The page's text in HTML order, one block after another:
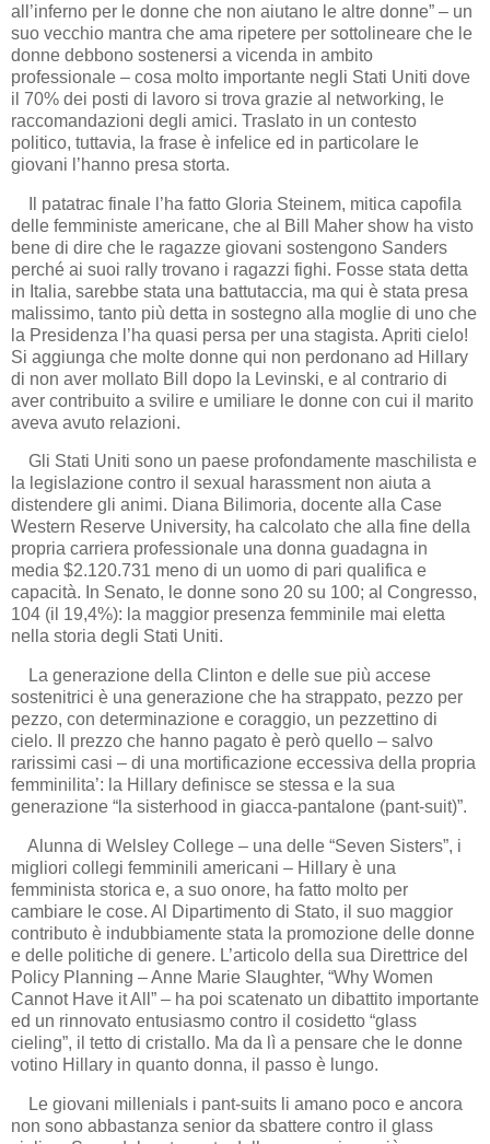
all’inferno per le donne che non aiutano le altre donne” – un
suo vecchio mantra che ama ripetere per sottolineare che le
donne debbono sostenersi a vicenda in ambito
professionale – cosa molto importante negli Stati Uniti dove
il 70% dei posti di lavoro si trova grazie al networking, le
raccomandazioni degli amici. Traslato in un contesto
politico, tuttavia, la frase è infelice ed in particolare le
giovani l’hanno presa storta.
Il patatrac finale l’ha fatto Gloria Steinem, mitica capofila
delle femministe americane, che al Bill Maher show ha visto
bene di dire che le ragazze giovani sostengono Sanders
perché ai suoi rally trovano i ragazzi fighi. Fosse stata detta
in Italia, sarebbe stata una battutaccia, ma qui è stata presa
malissimo, tanto più detta in sostegno alla moglie di uno che
la Presidenza l’ha quasi persa per una stagista. Apriti cielo!
Si aggiunga che molte donne qui non perdonano ad Hillary
di non aver mollato Bill dopo la Levinski, e al contrario di
aver contribuito a svilire e umiliare le donne con cui il marito
aveva avuto relazioni.
Gli Stati Uniti sono un paese profondamente maschilista e
la legislazione contro il sexual harassment non aiuta a
distendere gli animi. Diana Bilimoria, docente alla Case
Western Reserve University, ha calcolato che alla fine della
propria carriera professionale una donna guadagna in
media $2.120.731 meno di un uomo di pari qualifica e
capacità. In Senato, le donne sono 20 su 100; al Congresso,
104 (il 19,4%): la maggior presenza femminile mai eletta
nella storia degli Stati Uniti.
La generazione della Clinton e delle sue più accese
sostenitrici è una generazione che ha strappato, pezzo per
pezzo, con determinazione e coraggio, un pezzettino di
cielo. Il prezzo che hanno pagato è però quello – salvo
rarissimi casi – di una mortificazione eccessiva della propria
femminilita’: la Hillary definisce se stessa e la sua
generazione “la sisterhood in giacca-pantalone (pant-suit)”.
Alunna di Welsley College – una delle “Seven Sisters”, i
migliori collegi femminili americani – Hillary è una
femminista storica e, a suo onore, ha fatto molto per
cambiare le cose. Al Dipartimento di Stato, il suo maggior
contributo è indubbiamente stata la promozione delle donne
e delle politiche di genere. L’articolo della sua Direttrice del
Policy Planning – Anne Marie Slaughter, “Why Women
Cannot Have it All” – ha poi scatenato un dibattito importante
ed un rinnovato entusiasmo contro il cosidetto “glass
cieling”, il tetto di cristallo. Ma da lì a pensare che le donne
votino Hillary in quanto donna, il passo è lungo.
Le giovani millenials i pant-suits li amano poco e ancora
non sono abbastanza senior da sbattere contro il glass